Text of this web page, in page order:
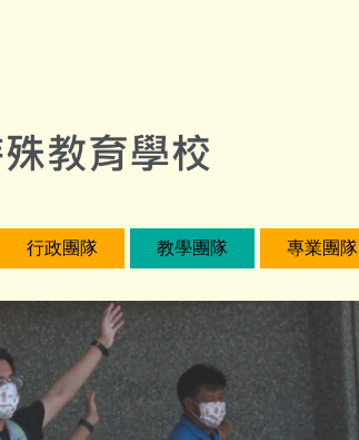
行政團隊 教學團隊 專業團隊